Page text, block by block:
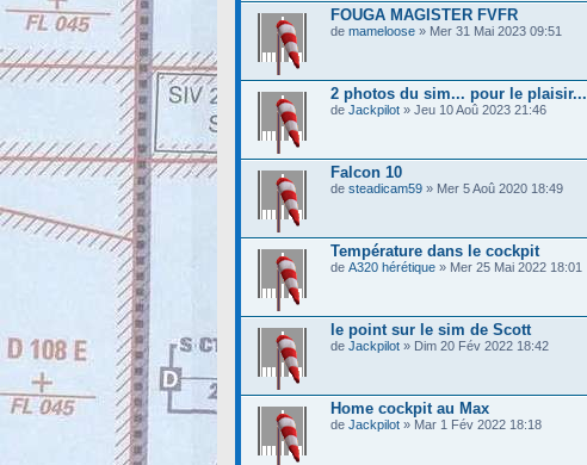
FOUGA MAGISTER FVFR
de mameloose » Mer 31 Mai 2023 09:51
2 photos du sim... pour le plaisir...
de Jackpilot » Jeu 10 Aoû 2023 21:46
Falcon 10
de steadicam59 » Mer 5 Aoû 2020 18:49
Température dans le cockpit
de A320 hérétique » Mer 25 Mai 2022 18:01
le point sur le sim de Scott
de Jackpilot » Dim 20 Fév 2022 18:42
Home cockpit au Max
de Jackpilot » Mar 1 Fév 2022 18:18